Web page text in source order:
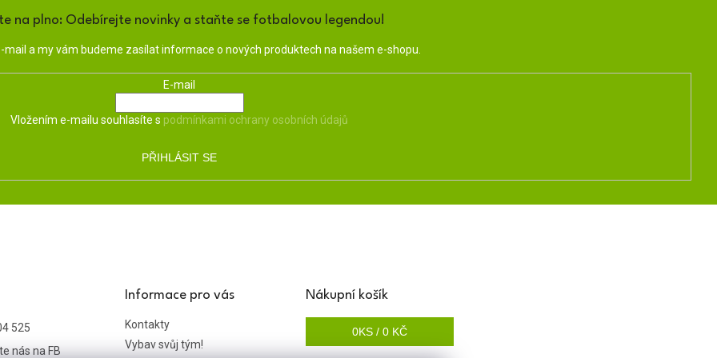
na plno: Odebírejte novinky a staňte se fotbalovou legendou!
mail a my vám budeme zasílat informace o nových produktech na našem e-shopu.
E-mail
Vložením e-mailu souhlasíte s podmínkami ochrany osobních údajů
PŘIHLÁSIT SE
525
nás na FB
Informace pro vás
Kontakty
Vybav svůj tým!
Nákupní košík
0KS / 0 KČ